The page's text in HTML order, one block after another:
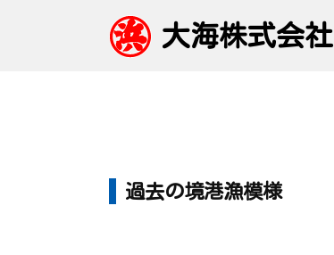
大海株式会社
過去の境港漁模様